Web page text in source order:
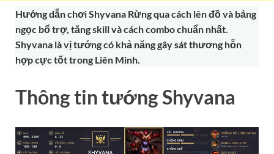
Hướng dẫn chơi Shyvana Rừng qua cách lên đồ và bảng
ngọc bổ trợ, tăng skill và cách combo chuẩn nhất.
Shyvana là vị tướng có khả năng gây sát thương hỗn
hợp cực tốt trong Liên Minh.
Thông tin tướng Shyvana